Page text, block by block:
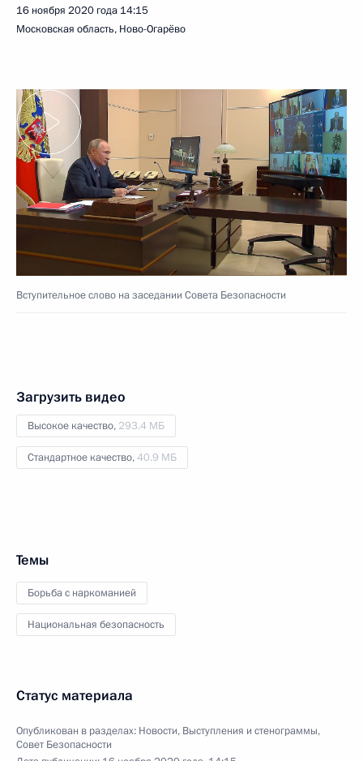
16 ноября 2020 года 14:15
Московская область, Ново-Огарёво
Вступительное слово на заседании Совета Безопасности
Загрузить видео
Высокое качество, 293.4 МБ
Стандартное качество,40.9 МБ
Темы
Борьба с наркоманией
Национальная безопасность
Статус материала
Опубликован в разделах: Новости, Выступления и стенограммы,
Совет Безопасности